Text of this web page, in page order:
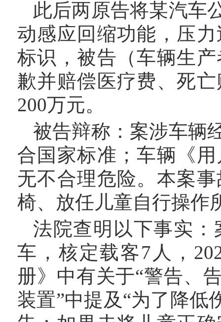
此后两原告将某汽车
动感应回缩功能，压
标识，被告（车辆生
歉并赔偿医疗费、死
200万元。
被告辩称：案涉车辆
合国家标准；车辆《
无不合理危险。本案
椅、放任儿童自行操作
法院查明以下事实
车，核定载客7人，
册》中有关于“警告、
装置”中提及“为了降低